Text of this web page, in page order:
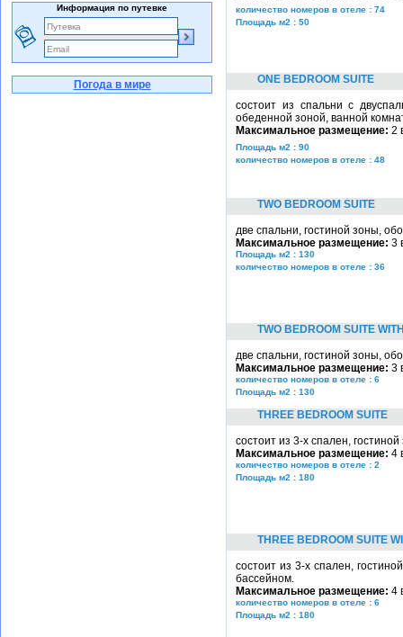
количество номеров в отеле : 74
Площадь м2 : 50
ONE BEDROOM SUITE
состоит из спальни с
обеденной зоной, ванной
Максимальное размещение: 2
Площадь м2 : 90
количество номеров в отеле : 48
TWO BEDROOM SUITE
две спальни, гостиной зоны,
Максимальное размещение: 3
Площадь м2 : 130
количество номеров в отеле : 36
TWO BEDROOM SUITE
две спальни, гостиной зоны,
Максимальное размещение: 3
количество номеров в отеле : 6
Площадь м2 : 130
THREE BEDROOM SUITE
состоит из 3-х спален,
Максимальное размещение: 4
количество номеров в отеле : 2
Площадь м2 : 180
THREE BEDROOM SUITE
состоит из 3-х спален,
бассейном.
Максимальное размещение: 4
количество номеров в отеле : 6
Площадь м2 : 180
Информация по путевке
Погода в мире